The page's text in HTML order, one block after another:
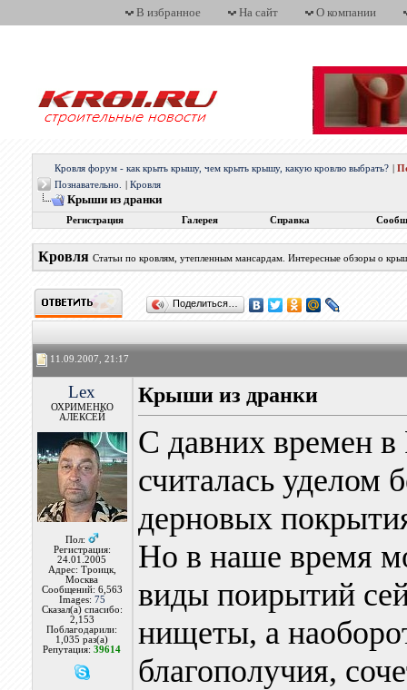
В избранное На сайт О компании
Кровля форум - как крыть крышу, чем крыть крышу, какую кровлю выбрать?
Познавательно.
Кровля
Крыши из дранки
Регистрация Галерея Справка
Кровля Статьи по кровлям, утепленным мансардам. Интересные обзоры о
Поделиться…
11.09.2007, 21:17
Lex
ОХРИМЕНКО
АЛЕКСЕЙ
Пол:
Регистрация:
24.01.2005
Адрес: Троицк,
Москва
Сообщений: 6,563
Images: 75
Сказал(а) спасибо:
2,153
Поблагодарили:
1,035 раз(а)
Репутация:39614
Крыши из дранки
С давних времен
считалась уделом
дерновых
Но в наше время
виды поирытий
нищеты, а
благополучия,